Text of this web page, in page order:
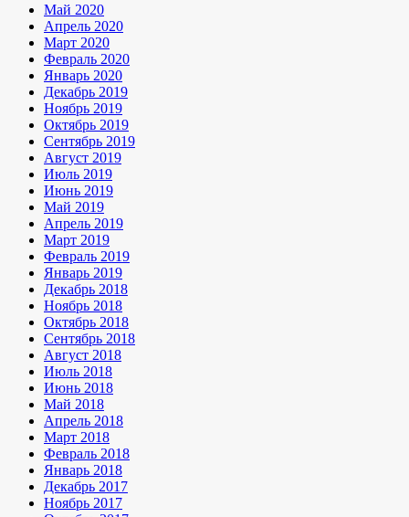
Май 2020
Апрель 2020
Март 2020
Февраль 2020
Январь 2020
Декабрь 2019
Ноябрь 2019
Октябрь 2019
Сентябрь 2019
Август 2019
Июль 2019
Июнь 2019
Май 2019
Апрель 2019
Март 2019
Февраль 2019
Январь 2019
Декабрь 2018
Ноябрь 2018
Октябрь 2018
Сентябрь 2018
Август 2018
Июль 2018
Июнь 2018
Май 2018
Апрель 2018
Март 2018
Февраль 2018
Январь 2018
Декабрь 2017
Ноябрь 2017